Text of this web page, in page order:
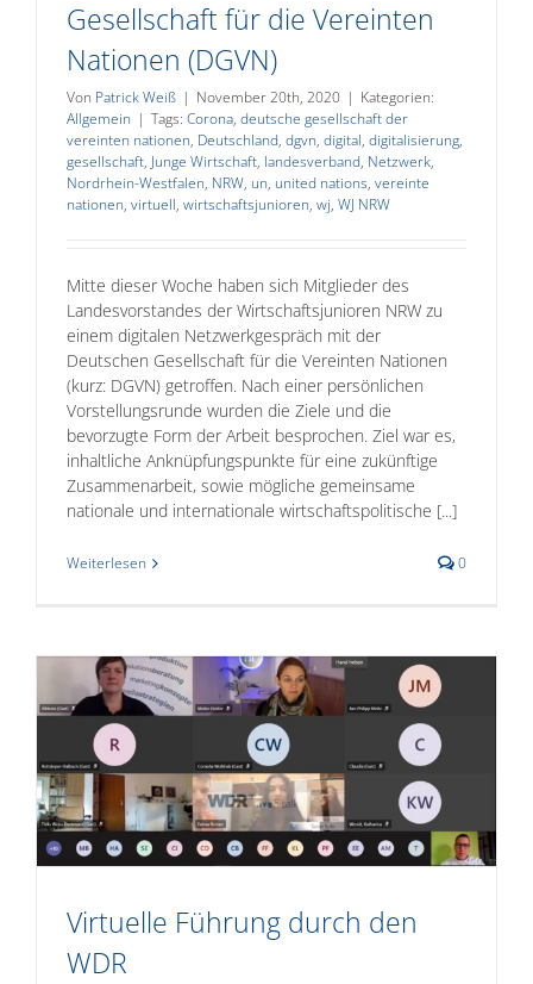
Gesellschaft für die Vereinten
Nationen (DGVN)
Von Patrick Weiß | November 20th, 2020 | Kategorien:
Allgemein | Tags: Corona, deutsche gesellschaft der
vereinten nationen, Deutschland, dgvn, digital, digitalisierung,
gesellschaft, Junge Wirtschaft, landesverband, Netzwerk,
Nordrhein-Westfalen, NRW, un, united nations, vereinte
nationen, virtuell, wirtschaftsjunioren, wj, WJ NRW
Mitte dieser Woche haben sich Mitglieder des
Landesvorstandes der Wirtschaftsjunioren NRW zu
einem digitalen Netzwerkgespräch mit der
Deutschen Gesellschaft für die Vereinten Nationen
(kurz: DGVN) getroffen. Nach einer persönlichen
Vorstellungsrunde wurden die Ziele und die
bevorzugte Form der Arbeit besprochen. Ziel war es,
inhaltliche Anknüpfungspunkte für eine zukünftige
Zusammenarbeit, sowie mögliche gemeinsame
nationale und internationale wirtschaftspolitische [...]
Weiterlesen 0
Virtuelle Führung durch den
WDR